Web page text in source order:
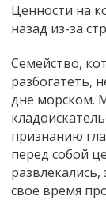
Ценности на
назад из-за
Семейство,
разбогатеть,
дне морском.
признанию
перед собой
развлекались,
свое время